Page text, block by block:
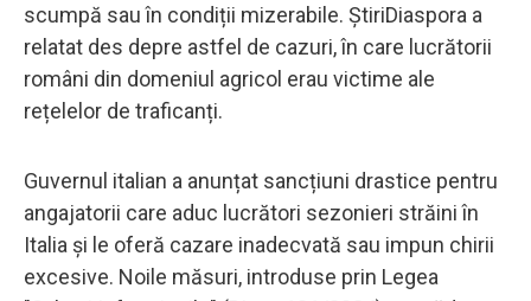
scumpă sau în condiții mizerabile. ȘtiriDiaspora a
relatat des depre astfel de cazuri, în care lucrătorii
români din domeniul agricol erau victime ale
rețelelor de traficanți.
Guvernul italian a anunțat sancțiuni drastice pentru
angajatorii care aduc lucrători sezonieri străini în
Italia și le oferă cazare inadecvată sau impun chirii
excesive. Noile măsuri, introduse prin Legea